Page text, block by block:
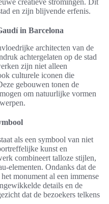
creatieve stromingen. Dit
en zijn blijvende erfenis.
in Barcelona
architecten van de
achtergelaten op de stad
zijn niet alleen
culturele iconen die
gebouwen tonen de
om natuurlijke vormen
als een symbool van niet
kunst en
combineert talloze stijlen,
elementen. Ondanks dat de
monument al een immense
details en de
dat de bezoekers telkens